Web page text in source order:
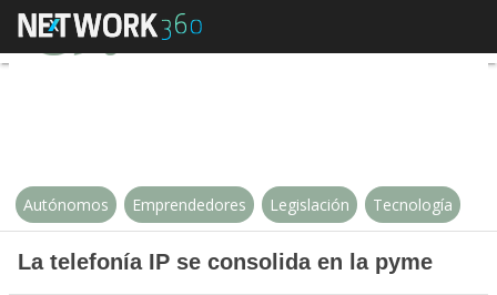
La telefonía IP se consolida en
Autónomos Emprendedores Legislación Tecnología
La telefonía IP se consolida en la pyme